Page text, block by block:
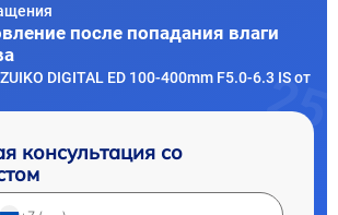
после попадания влаги
DIGITAL ED 100-400mm F5.0-6.3 IS от
консультация со